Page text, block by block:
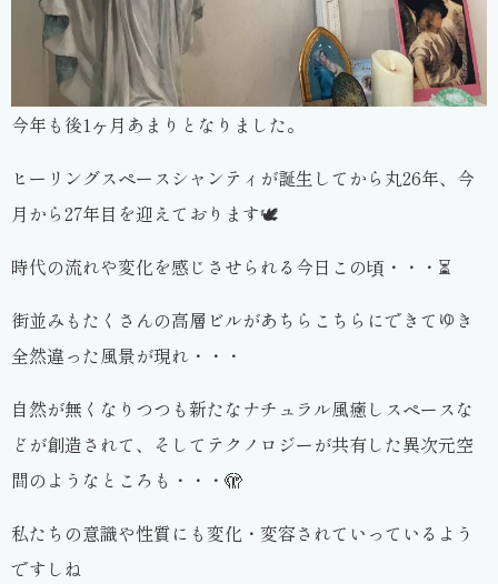
今年も後1ヶ月あまりとなりました。
ヒーリングスペースシャンティが誕生してから丸26年、今
月から27年目を迎えております🕊
時代の流れや変化を感じさせられる今日この頃・・・⏳
街並みもたくさんの高層ビルがあちらこちらにできてゆき
全然違った風景が現れ・・・
自然が無くなりつつも新たなナチュラル風癒しスペースな
どが創造されて、そしてテクノロジーが共有した異次元空
間のようなところも・・・🫣
私たちの意識や性質にも変化・変容されていっているよう
ですしね